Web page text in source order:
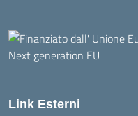
Link Esterni